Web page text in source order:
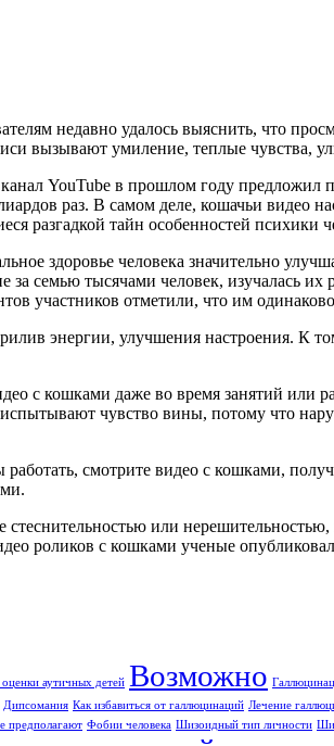
недавно удалось выяснить, что
вызывают умиление, теплые чувства,
YouTube в прошлом году
раз. В самом деле, кошачьи видео
разгадкой тайн особенностей психики
здоровье человека значительно
семью тысячами человек, изучалась
участников отметили, что им
энергии, улучшения настроения. К
с кошками даже во время занятий или
чувство вины, потому что
смотрите видео с кошками,
или
роликов с кошками ученые
аутичных детей Возможно
Дипсомания Как избавиться от галлюцинаций Лечение
предполагают Фобии человека Шизоидный тип личности